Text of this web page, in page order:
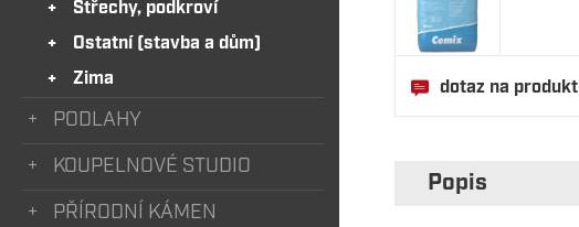
Střechy, podkroví
Ostatní (stavba a dům)
Zima
PODLAHY
KOUPELNOVÉ STUDIO
PŘÍRODNÍ KÁMEN
dotaz na produkt
Popis